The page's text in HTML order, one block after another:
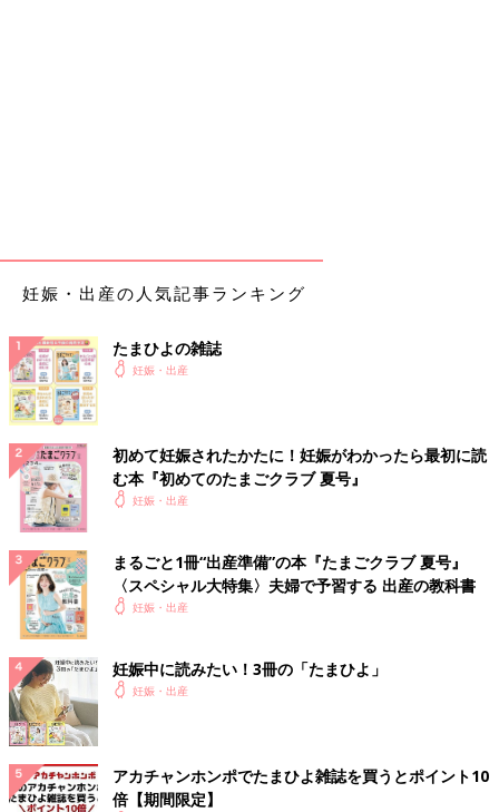
妊娠・出産の人気記事ランキング
たまひよの雑誌
妊娠・出産
初めて妊娠されたかたに！妊娠がわかったら最初に読
む本『初めてのたまごクラブ 夏号』
妊娠・出産
まるごと1冊“出産準備”の本『たまごクラブ 夏号』
〈スペシャル大特集〉夫婦で予習する 出産の教科書
妊娠・出産
妊娠中に読みたい！3冊の「たまひよ」
妊娠・出産
アカチャンホンポでたまひよ雑誌を買うとポイント10
倍【期間限定】